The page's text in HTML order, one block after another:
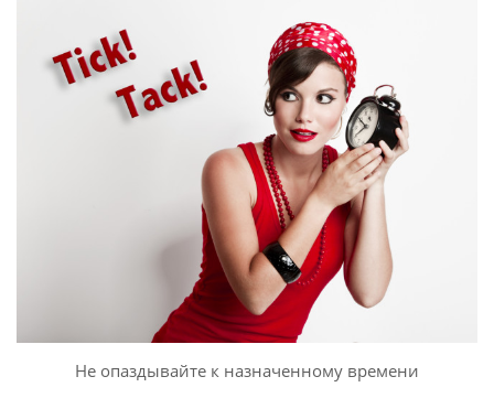
Не опаздывайте к назначенному времени